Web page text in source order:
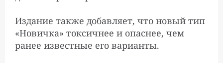
Издание также добавляет, что новый тип
«Новичка» токсичнее и опаснее, чем
ранее известные его варианты.